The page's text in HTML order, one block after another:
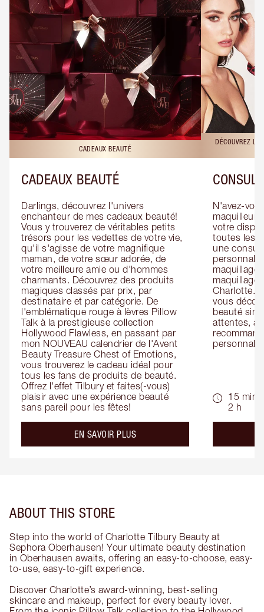
CADEAUX BEAUTÉ
CADEAUX BEAUTÉ
Darlings, découvrez l'univers
enchanteur de mes cadeaux beauté!
Vous y trouverez de véritables petits
trésors pour les vedettes de votre vie,
qu'il s'agisse de votre magnifique
maman, de votre sœur adorée, de
votre meilleure amie ou d'hommes
charmants. Découvrez des produits
magiques classés par prix, par
destinataire et par catégorie. De
l'emblématique rouge à lèvres Pillow
Talk à la prestigieuse collection
Hollywood Flawless, en passant par
mon NOUVEAU calendrier de l'Avent
Beauty Treasure Chest of Emotions,
vous trouverez le cadeau idéal pour
tous les fans de produits de beauté.
Offrez l'effet Tilbury et faites(-vous)
plaisir avec une expérience beauté
sans pareil pour les fêtes!
EN SAVOIR PLUSabout the
DÉCOUVREZ
N'avez-
maquilleur
votre
toutes les
une
maquillage
maquillage
Charlotte.
vous
beauté
attentes,
15 min -
2 h
ABOUT THIS STORE
Step into the world of Charlotte Tilbury Beauty at
Sephora Oberhausen! Your ultimate beauty destination
in Oberhausen awaits, offering an easy-to-choose, easy-
to-use, easy-to-gift experience.
Discover Charlotte’s award-winning, best-selling
skincare and makeup, perfect for every beauty lover.